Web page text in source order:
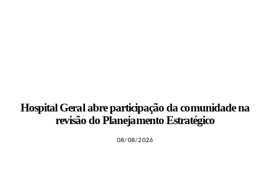
Hospital Geral abre participação da comunidade na
revisão do Planejamento Estratégico
08/08/2026